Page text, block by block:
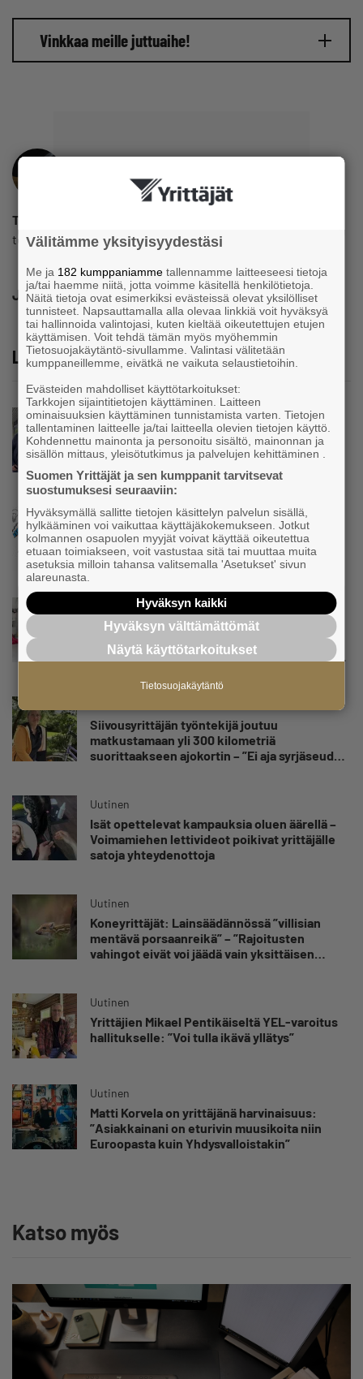
Vinkkaa meille juttuaihe!
Toimitus
toimitus@yrittajat.fi
Jaa
Lue lisää
Uutinen
Parikkalassa toimii yhä liike, jollainen alkaa
olla muualla harvinaisuus – Yrittäjä Hilkka
omansa
Uutinen
Nämä yritykset nousivat AAA-luokkaan –
Katso lista
Kolmesta syövästä, uupumuksista ja
syömishäiriöstä selvinnyt Mira Rinne: ”Kun
olen katsonut useasti kuolemaa silmiin, olen
kuuluvaa epävarmuutta”
Siivousyrittäjän työntekijä joutuu
matkustamaan yli 300 kilometriä
suorittaakseen ajokortin – ”Ei aja syrjäseudun
Uutinen
Isät opettelevat kampauksia oluen äärellä –
Voimamiehen lettivideot poikivat yrittäjälle
satoja yhteydenottoja
Uutinen
Koneyrittäjät: Lainsäädännössä ”villisian
mentävä porsaanreikä” – ”Rajoitusten
vahingot eivät voi jäädä vain yksittäisen
Uutinen
Yrittäjien Mikael Pentikäiseltä YEL-varoitus
hallitukselle: ”Voi tulla ikävä yllätys”
Uutinen
Matti Korvela on yrittäjänä harvinaisuus:
”Asiakkainani on eturivin muusikoita niin
Euroopasta kuin Yhdysvalloistakin”
Katso myös
Välitämme yksityisyydestäsi
Me ja 182 kumppaniamme tallennamme laitteeseesi tietoja
ja/tai haemme niitä, jotta voimme käsitellä henkilötietoja.
Näitä tietoja ovat esimerkiksi evästeissä olevat yksilölliset
tunnisteet. Napsauttamalla alla olevaa linkkiä voit hyväksyä
tai hallinnoida valintojasi, kuten kieltää oikeutettujen etujen
käyttämisen. Voit tehdä tämän myös myöhemmin
Tietosuojakäytäntö-sivullamme. Valintasi välitetään
kumppaneillemme, eivätkä ne vaikuta selaustietoihin.
Evästeiden mahdolliset käyttötarkoitukset:
Tarkkojen sijaintitietojen käyttäminen. Laitteen
ominaisuuksien käyttäminen tunnistamista varten. Tietojen
tallentaminen laitteelle ja/tai laitteella olevien tietojen käyttö.
Kohdennettu mainonta ja personoitu sisältö, mainonnan ja
sisällön mittaus, yleisötutkimus ja palvelujen kehittäminen .
Suomen Yrittäjät ja sen kumppanit tarvitsevat
suostumuksesi seuraaviin:
Hyväksymällä sallitte tietojen käsittelyn palvelun sisällä,
hylkääminen voi vaikuttaa käyttäjäkokemukseen. Jotkut
kolmannen osapuolen myyjät voivat käyttää oikeutettua
etuaan toimiakseen, voit vastustaa sitä tai muuttaa muita
asetuksia milloin tahansa valitsemalla 'Asetukset' sivun
alareunasta.
Hyväksyn kaikki
Hyväksyn välttämättömät
Näytä käyttötarkoitukset
Tietosuojakäytäntö